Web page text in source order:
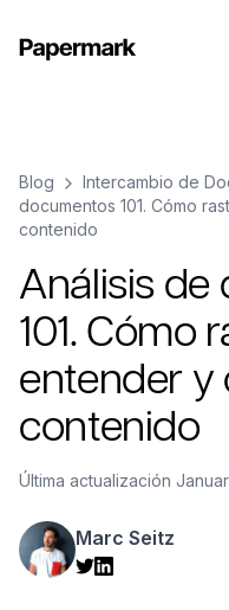
Blog Intercambio de
documentos 101. Cómo
contenido
Análisis
101. Cómo
entender y
contenido
Última actualización
Marc Seitz